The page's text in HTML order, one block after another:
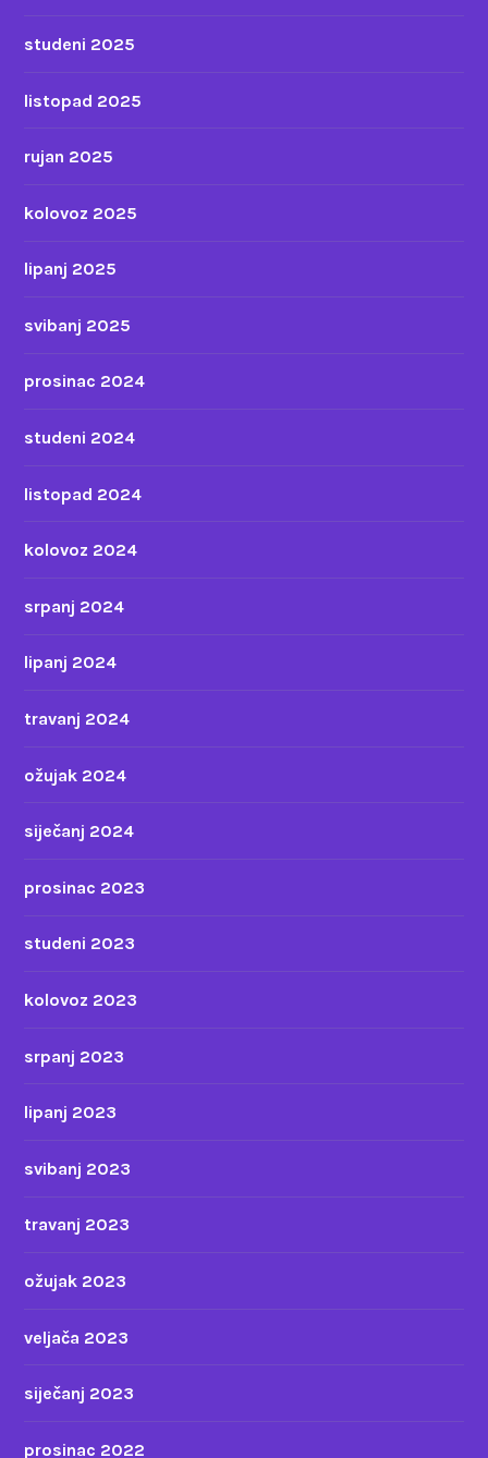
studeni 2025
listopad 2025
rujan 2025
kolovoz 2025
lipanj 2025
svibanj 2025
prosinac 2024
studeni 2024
listopad 2024
kolovoz 2024
srpanj 2024
lipanj 2024
travanj 2024
ožujak 2024
siječanj 2024
prosinac 2023
studeni 2023
kolovoz 2023
srpanj 2023
lipanj 2023
svibanj 2023
travanj 2023
ožujak 2023
veljača 2023
siječanj 2023
prosinac 2022